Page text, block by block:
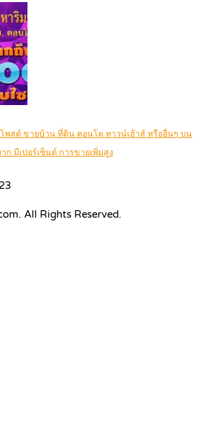
พสต์ ขายบ้าน ที่ดิน คอนโด ทาวน์เฮ้าส์ หรืออื่นๆ บน
าก มีเปอร์เซ็นต์ การขายเพิ่มสูง
All Rights Reserved.